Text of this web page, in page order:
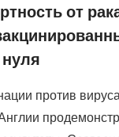
от
против